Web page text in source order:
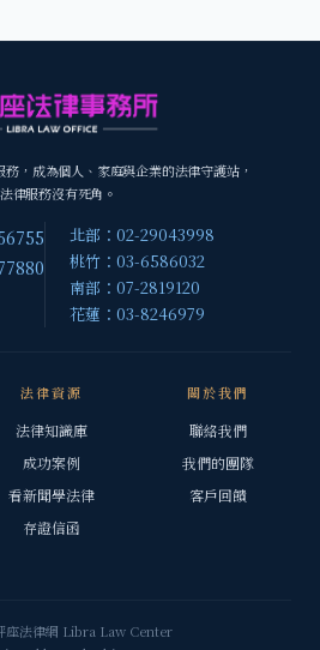
，成為個人、家庭與企業的法律守護站，
律服務沒有死角。
北部：02-29043998
桃竹：03-6586032
南部：07-2819120
花蓮：03-8246979
法律資源
法律知識庫
成功案例
看新聞學法律
存證信函
關於我們
聯絡我們
我們的團隊
客戶回饋
座法律網 Libra Law Center